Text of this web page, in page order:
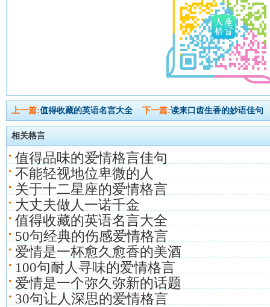
上一篇:值得收藏的英语名言大全 下一篇:读来口齿生香的妙语佳句
相关格言
值得品味的爱情格言佳句
不能轻视地位卑微的人
关于十二星座的爱情格言
大丈夫做人一诺千金
值得收藏的英语名言大全
50句经典的伤感爱情格言
爱情是一杯愈久愈香的美酒
100句耐人寻味的爱情格言
爱情是一个弥久弥新的话题
30句让人深思的爱情格言